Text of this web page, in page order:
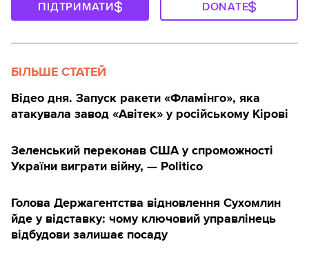
ПІДТРИМАТИ DONATE
БІЛЬШЕ СТАТЕЙ
Відео дня. Запуск ракети «Фламінго», яка
атакувала завод «Авітек» у російському Кірові
Зеленський переконав США у спроможності
України виграти війну, — Politico
Голова Держагентства відновлення Сухомлин
йде у відставку: чому ключовий управлінець
відбудови залишає посаду